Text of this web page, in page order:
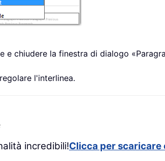
e chiudere la finestra di dialogo
l'interlinea.
incredibili!Clicca per scaricare